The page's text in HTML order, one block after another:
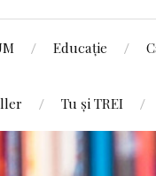
Educație
Tu și TREI